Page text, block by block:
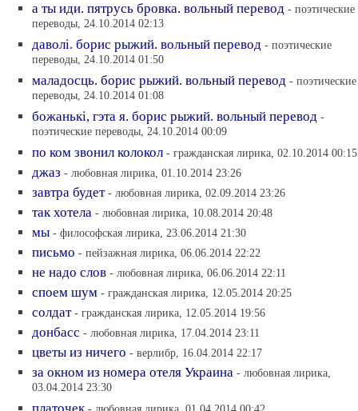
а ты иди. пятрусь бровка. вольный перевод - поэтические
переводы, 24.10.2014 02:13
даволi. борис рыжий. вольный перевод - поэтические
переводы, 24.10.2014 01:50
маладосць. борис рыжий. вольный перевод - поэтические
переводы, 24.10.2014 01:08
божанькi, гэта я. борис рыжий. вольный перевод -
поэтические переводы, 24.10.2014 00:09
по ком звонил колокол - гражданская лирика, 02.10.2014 00:15
джаз - любовная лирика, 01.10.2014 23:26
завтра будет - любовная лирика, 02.09.2014 23:26
так хотела - любовная лирика, 10.08.2014 20:48
мы - философская лирика, 23.06.2014 21:30
письмо - пейзажная лирика, 06.06.2014 22:22
не надо слов - любовная лирика, 06.06.2014 22:11
споем шум - гражданская лирика, 12.05.2014 20:25
солдат - гражданская лирика, 12.05.2014 19:56
донбасс - любовная лирика, 17.04.2014 23:11
цветы из ничего - верлибр, 16.04.2014 22:17
за окном из номера отеля Украина - любовная лирика,
03.04.2014 23:30